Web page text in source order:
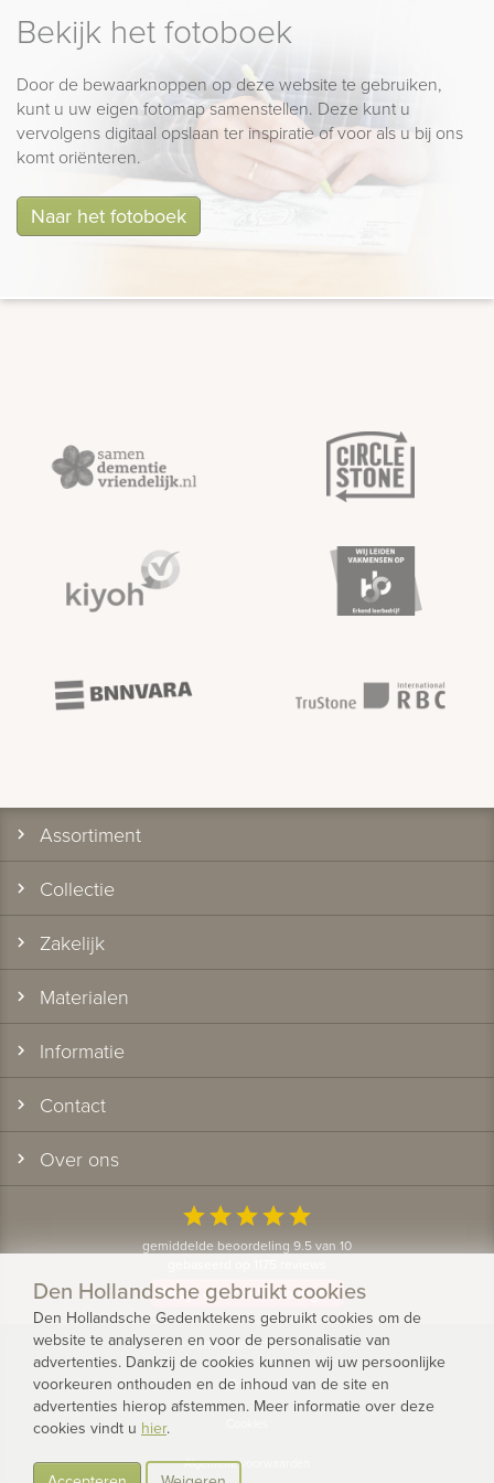
Bekijk het fotoboek
Door de bewaarknoppen op deze website te gebruiken,
kunt u uw eigen fotomap samenstellen. Deze kunt u
vervolgens digitaal opslaan ter inspiratie of voor als u bij ons
komt oriënteren.
Naar het fotoboek
Assortiment
Collectie
Zakelijk
Materialen
Informatie
Contact
Over ons
starstarstarstarstar
gemiddelde beoordeling 9.5 van 10
Bekijk alle klantervaringen
© 2026 - Den Hollandsche Gedenktekens
Privacy
Algemene voorwaarden
Den Hollandsche gebruikt cookies
Den Hollandsche Gedenktekens gebruikt cookies om de
website te analyseren en voor de personalisatie van
advertenties. Dankzij de cookies kunnen wij uw persoonlijke
voorkeuren onthouden en de inhoud van de site en
advertenties hierop afstemmen. Meer informatie over deze
cookies vindt u hier.